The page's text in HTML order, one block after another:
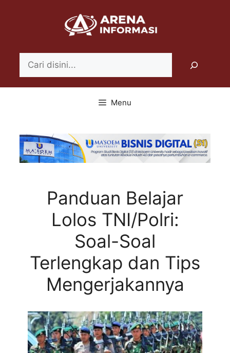
Menu
Panduan Belajar
Lolos TNI/Polri:
Soal-Soal
Terlengkap dan Tips
Mengerjakannya